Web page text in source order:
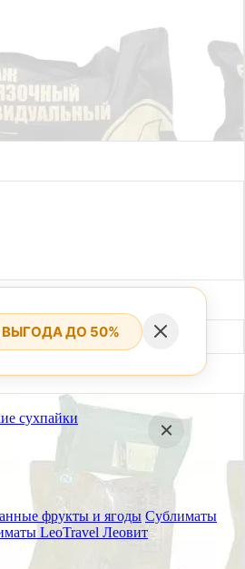
сухпайки
фрукты и ягоды Сублиматы
LeoTravel Леовит
ВЫГОДА ДО 50%